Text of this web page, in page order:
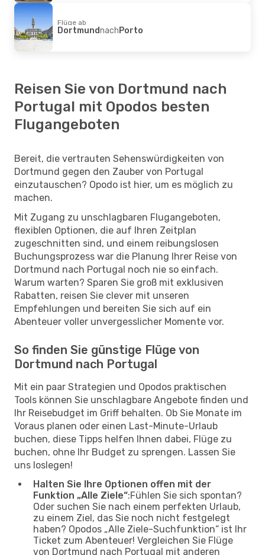
Flüge ab
DortmundnachPorto
Reisen Sie von Dortmund nach
Portugal mit Opodos besten
Flugangeboten
Bereit, die vertrauten Sehenswürdigkeiten von
Dortmund gegen den Zauber von Portugal
einzutauschen? Opodo ist hier, um es möglich zu
machen.
Mit Zugang zu unschlagbaren Flugangeboten,
flexiblen Optionen, die auf Ihren Zeitplan
zugeschnitten sind, und einem reibungslosen
Buchungsprozess war die Planung Ihrer Reise von
Dortmund nach Portugal noch nie so einfach.
Warum warten? Sparen Sie groß mit exklusiven
Rabatten, reisen Sie clever mit unseren
Empfehlungen und bereiten Sie sich auf ein
Abenteuer voller unvergesslicher Momente vor.
So finden Sie günstige Flüge von
Dortmund nach Portugal
Mit ein paar Strategien und Opodos praktischen
Tools können Sie unschlagbare Angebote finden und
Ihr Reisebudget im Griff behalten. Ob Sie Monate im
Voraus planen oder einen Last-Minute-Urlaub
buchen, diese Tipps helfen Ihnen dabei, Flüge zu
buchen, ohne Ihr Budget zu sprengen. Lassen Sie
uns loslegen!
Halten Sie Ihre Optionen offen mit der
Funktion „Alle Ziele“:Fühlen Sie sich spontan?
Oder suchen Sie nach einem perfekten Urlaub,
zu einem Ziel, das Sie noch nicht festgelegt
haben? Opodos „Alle Ziele-Suchfunktion“ ist Ihr
Ticket zum Abenteuer! Vergleichen Sie Flüge
von Dortmund nach Portugal mit anderen